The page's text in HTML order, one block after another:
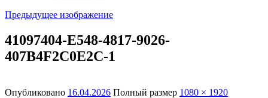
Предыдущее изображение
41097404-E548-4817-9026-
407B4F2C0E2C-1
Опубликовано 16.04.2026 Полный размер 1080 × 1920